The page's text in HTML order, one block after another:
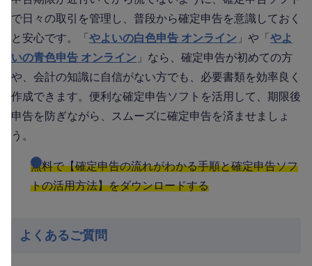
で日々の取引を管理し、普段から確定申告を意識しておく
と安心です。「 やよいの白色申告 オンライン 」や「 やよ
いの青色申告 オンライン 」なら、確定申告が初めての方
や、会計の知識に自信がない方でも、必要書類を効率良く
作成できます。便利な確定申告ソフトを活用して、期限後
申告を防ぎながら、スムーズに確定申告を済ませましょ
う。
無料で【確定申告の流れがわかる手順と確定申告ソフ
トの活用方法】をダウンロードする
よくあるご質問